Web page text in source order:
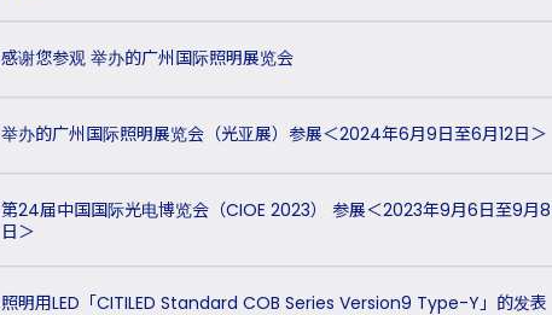
感谢您参观 举办的广州国际照明展览会
举办的广州国际照明展览会（光亚展）参展＜2024年6月9日至6月12日＞
第24届中国国际光电博览会（CIOE 2023） 参展＜2023年9月6日至9月8
日＞
照明用LED「CITILED Standard COB Series Version9 Type-Y」的发表